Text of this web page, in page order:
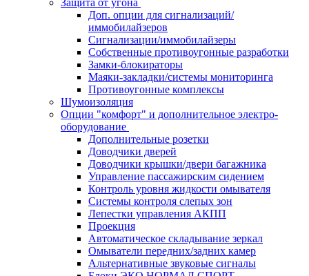
Защита от угона
Доп. опции для сигнализаций/
иммобилайзеров
Сигнализации/иммобилайзеры
Собственные противоугонные разработки
Замки-блокираторы
Маяки-закладки/системы мониторинга
Противоугонные комплексы
Шумоизоляция
Опции "комфорт" и дополнительное электро-
оборудование
Дополнительные розетки
Доводчики дверей
Доводчики крышки/двери багажника
Управление пассажирским сидением
Контроль уровня жидкости омывателя
Системы контроля слепых зон
Лепестки управления АКПП
Проекция
Автоматическое складывание зеркал
Омыватели передних/задних камер
Альтернативные звуковые сигналы